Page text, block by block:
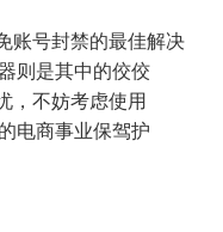
号封禁的最佳解决
则是其中的佼佼
，不妨考虑使用
电商事业保驾护